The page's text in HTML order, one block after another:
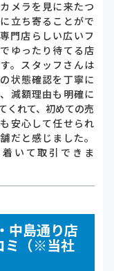
メラを見に来たつ
立ち寄ることがで
門店らしい広いフ
ゆったり待てる店
。スタッフさんは
状態確認を丁寧に
減額理由も明確に
くれて、初めての売
安心して任せられ
だと感じました。
いて取引できま
中島通り店
ミ（※当社